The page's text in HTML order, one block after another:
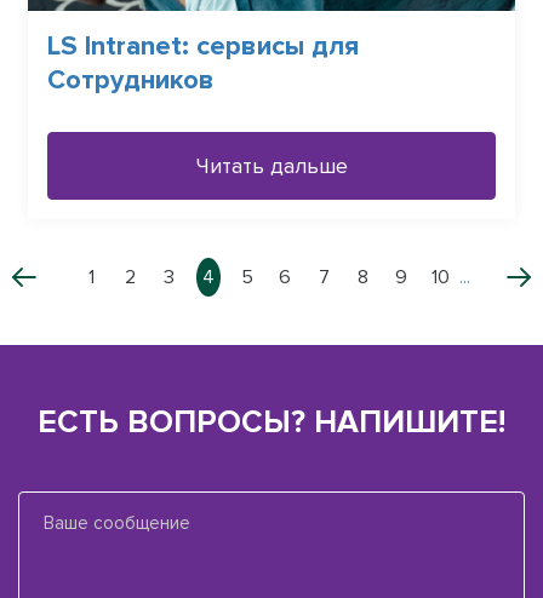
LS Intranet: сервисы для
Сотрудников
Читать дальше
1 2 3 4 5 6 7 8 9 10 ...
ЕСТЬ ВОПРОСЫ? НАПИШИТЕ!